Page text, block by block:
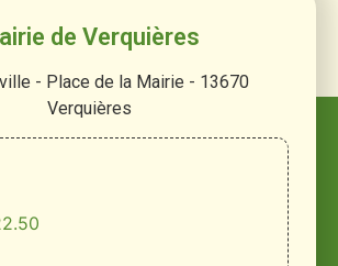
de Verquières
- Place de la Mairie - 13670
Verquières